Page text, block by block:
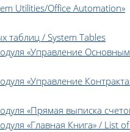
Utilities/Office Automation»
таблиц / System Tables
«Управление
«Управление
«Прямая выписка
«Главная Книга» / List